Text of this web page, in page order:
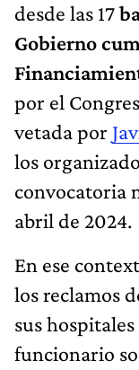
desde las 17
Gobierno
por el
vetada por
los
convocatoria
abril de 2024.
En ese
los reclamos
sus
funcionario